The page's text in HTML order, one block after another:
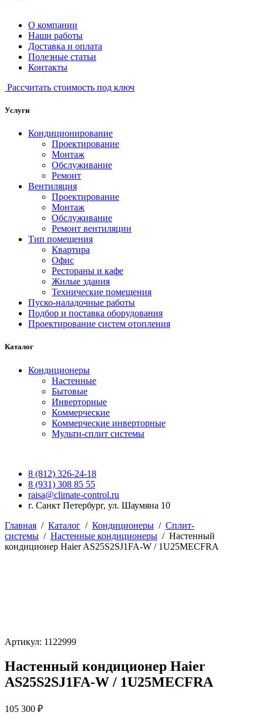
О компании
Наши работы
Доставка и оплата
Полезные статьи
Контакты
Рассчитать стоимость под ключ
Услуги
Кондиционирование
Проектирование
Монтаж
Обслуживание
Ремонт
Вентиляция
Проектирование
Монтаж
Обслуживание
Ремонт вентиляции
Тип помещения
Квартира
Офис
Рестораны и кафе
Жилые здания
Технические помещения
Пуско-наладочные работы
Подбор и поставка оборудования
Проектирование систем отопления
Каталог
Кондиционеры
Настенные
Бытовые
Инверторные
Коммерческие
Коммерческие инверторные
Мульти-сплит системы
8 (812) 326-24-18
8 (931) 308 85 55
raisa@climate-control.ru
г. Санкт Петербург, ул. Шаумяна 10
Главная / Каталог / Кондиционеры / Сплит-
системы / Настенные кондиционеры / Настенный
кондиционер Haier AS25S2SJ1FA-W / 1U25MECFRA
Артикул: 1122999
Настенный кондиционер Haier
AS25S2SJ1FA-W / 1U25MECFRA
105 300 ₽